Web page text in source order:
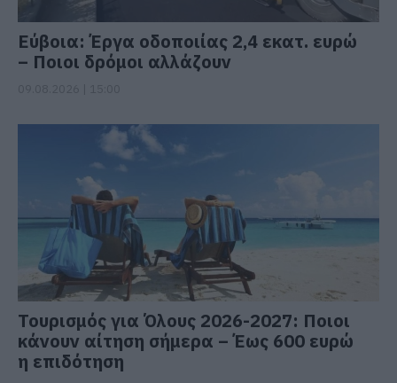
Εύβοια: Έργα οδοποιίας 2,4 εκατ. ευρώ
– Ποιοι δρόμοι αλλάζουν
Τουρισμός για Όλους 2026-2027: Ποιοι
κάνουν αίτηση σήμερα – Έως 600 ευρώ
η επιδότηση